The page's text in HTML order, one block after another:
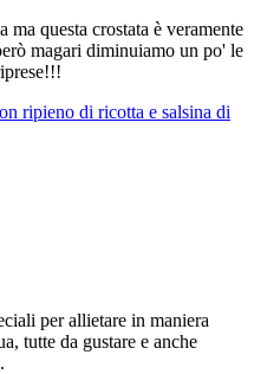
ma questa crostata è veramente
magari diminuiamo un po' le
ripieno di ricotta e salsina di
per allietare in maniera
tutte da gustare e anche